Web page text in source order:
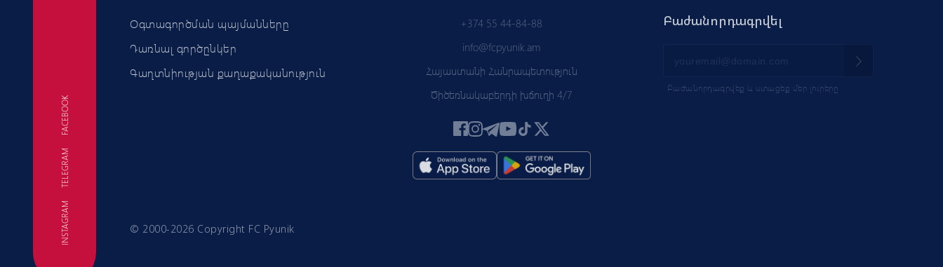
INSTAGRAM
TELEGRAM
FACEBOOK
Օգտագործման պայմանները
Դառնալ գործընկեր
Գաղտնիության քաղաքականություն
+374 55 44-84-88
info@fcpyunik.am
Հայաստանի Հանրապետություն
Ծիծեռնակաբերդի խճուղի 4/7
Բաժանորդագրվել
Բաժանորդագրվեք և ստացեք մեր լուրերը
© 2000-2026 Copyright FC Pyunik